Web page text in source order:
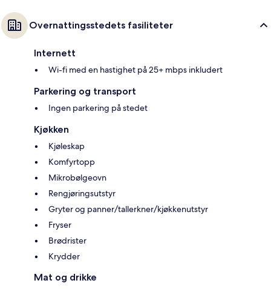
Overnattingsstedets fasiliteter
Internett
Wi-fi med en hastighet på 25+ mbps inkludert
Parkering og transport
Ingen parkering på stedet
Kjøkken
Kjøleskap
Komfyrtopp
Mikrobølgeovn
Rengjøringsutstyr
Gryter og panner/tallerkner/kjøkkenutstyr
Fryser
Brødrister
Krydder
Mat og drikke